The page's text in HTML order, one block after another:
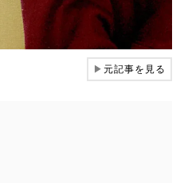
▶元記事を見る